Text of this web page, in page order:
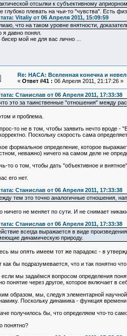
отсылки к субъективному
глубоко плевать на чьи-то "чувства". Есть
Vitaliy от 06 Апреля 2011, 15:09:59
что на таком уровне внятности,
я давно понял.
бисер мой не для вас лично ...
Re: НАСА: Вселенная конечна и
« Ответ #41 : 06 Апреля 2011, 21:17:26 »
Станислав от 06 Апреля 2011, 17:33:38
это за таинственные "отношения" между
и проблема.
то не в том, чтобы заявить нечто вроде -
Поскольку скорость сама
формальное определение, которое
неважно) ничего на самом деле не
то о том, чтобы дать "объективное и
его нет.
Станислав от 06 Апреля 2011, 17:33:38
тем это точно аналогичные отношения,
ничего не меняет по сути. И не снимает
Станислав от 06 Апреля 2011, 17:33:38
всегда выражается в виде
динамическую природу.
мы опять имеем тот же парадокс - в
как бы подразумевается, что и так понятно что
если мы задаёмся вопросом определения
понятие через другое, которое включает в
образом, мы, следуя элементарной
Поскольку динамика - функция
получилось бы, что определяем что-то
понятно?